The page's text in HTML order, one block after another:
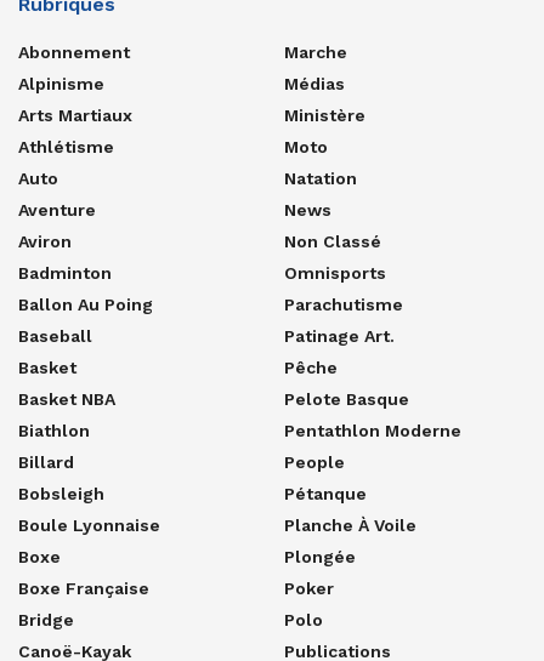
Abonnement
Alpinisme
Arts Martiaux
Athlétisme
Auto
Aventure
Aviron
Badminton
Ballon Au Poing
Baseball
Basket
Basket NBA
Biathlon
Billard
Bobsleigh
Boule Lyonnaise
Boxe
Boxe Française
Bridge
Canoë-Kayak
Marche
Médias
Ministère
Moto
Natation
News
Non Classé
Omnisports
Parachutisme
Patinage Art.
Pêche
Pelote Basque
Pentathlon Moderne
People
Pétanque
Planche À Voile
Plongée
Poker
Polo
Publications